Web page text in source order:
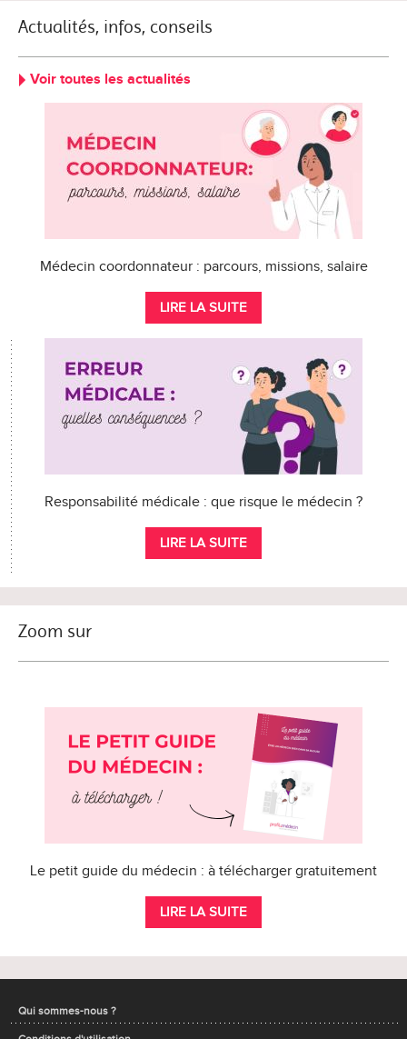
Actualités, infos, conseils
Voir toutes les actualités
Médecin coordonnateur : parcours, missions, salaire
LIRE LA SUITE
Responsabilité médicale : que risque le médecin ?
LIRE LA SUITE
Zoom sur
Le petit guide du médecin : à télécharger gratuitement
LIRE LA SUITE
Qui sommes-nous ?